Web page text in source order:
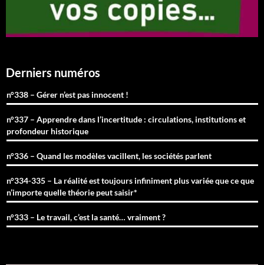
Derniers numéros
n°338 – Gérer n’est pas innocent !
n°337 – Apprendre dans l’incertitude : circulations, institutions et
profondeur historique
n°336 – Quand les modèles vacillent, les sociétés parlent
n°334-335 – La réalité est toujours infiniment plus variée que ce que
n’importe quelle théorie peut saisir*
n°333 – Le travail, c’est la santé… vraiment ?